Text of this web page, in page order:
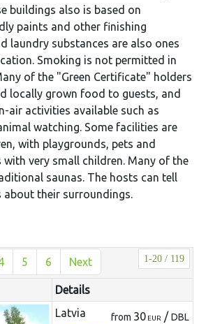
buildings also is based on
paints and other finishing
laundry substances are also ones
Smoking is not permitted in
of the "Green Certificate" holders
locally grown food to guests, and
air activities available such as
watching. Some facilities are
with playgrounds, pets and
very small children. Many of the
saunas. The hosts can tell
their surroundings.
1-20 / 119
5 6 Next
Details
Latvia
from 30 EUR /DBL